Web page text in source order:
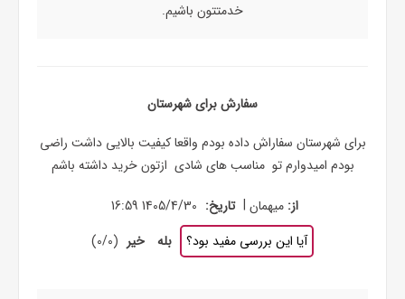
خدمتتون باشیم.
سفارش برای شهرستان
برای شهرستان سفاراش داده بودم واقعا کیفیت بالایی داشت راضی
بودم امیدوارم تو مناسب های شادی ازتون خرید داشته باشم
از: میهمان | تاریخ: 1405/4/30 16:59
آیا این بررسی مفید بود؟
بله خیر (
0/0
)